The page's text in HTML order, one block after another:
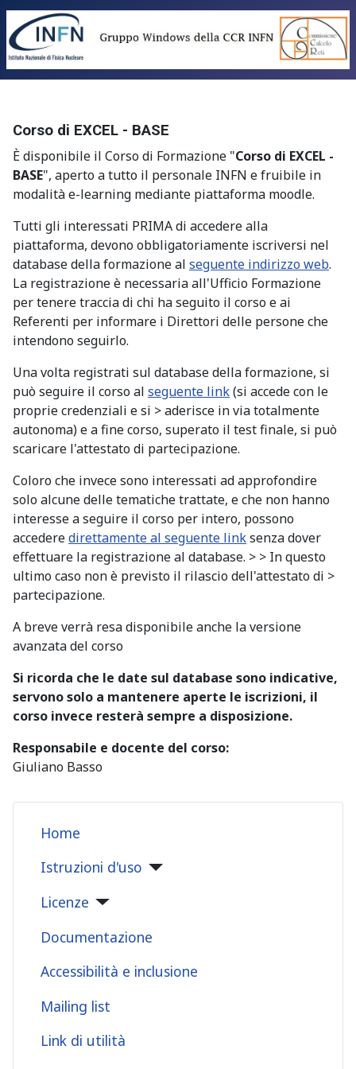
Home
Istruzioni d'uso
Licenze
Documentazione
Accessibilità e inclusione
Mailing list
Link di utilità
Corso di EXCEL - BASE
È disponibile il Corso di Formazione "Corso di EXCEL -
BASE", aperto a tutto il personale INFN e fruibile in
modalità e-learning mediante piattaforma moodle.
Tutti gli interessati PRIMA di accedere alla
piattaforma, devono obbligatoriamente iscriversi nel
database della formazione al seguente indirizzo web.
La registrazione è necessaria all'Ufficio Formazione
per tenere traccia di chi ha seguito il corso e ai
Referenti per informare i Direttori delle persone che
intendono seguirlo.
Una volta registrati sul database della formazione, si
può seguire il corso al seguente link(si accede con le
proprie credenziali e si > aderisce in via totalmente
autonoma) e a fine corso, superato il test finale, si può
scaricare l'attestato di partecipazione.
Coloro che invece sono interessati ad approfondire
solo alcune delle tematiche trattate, e che non hanno
interesse a seguire il corso per intero, possono
accederedirettamente al seguente linksenza dover
effettuare la registrazione al database. > > In questo
ultimo caso non è previsto il rilascio dell'attestato di >
partecipazione.
A breve verrà resa disponibile anche la versione
avanzata del corso
Si ricorda che le date sul database sono indicative,
servono solo a mantenere aperte le iscrizioni, il
corso invece resterà sempre a disposizione.
Responsabile e docente del corso:
Giuliano Basso